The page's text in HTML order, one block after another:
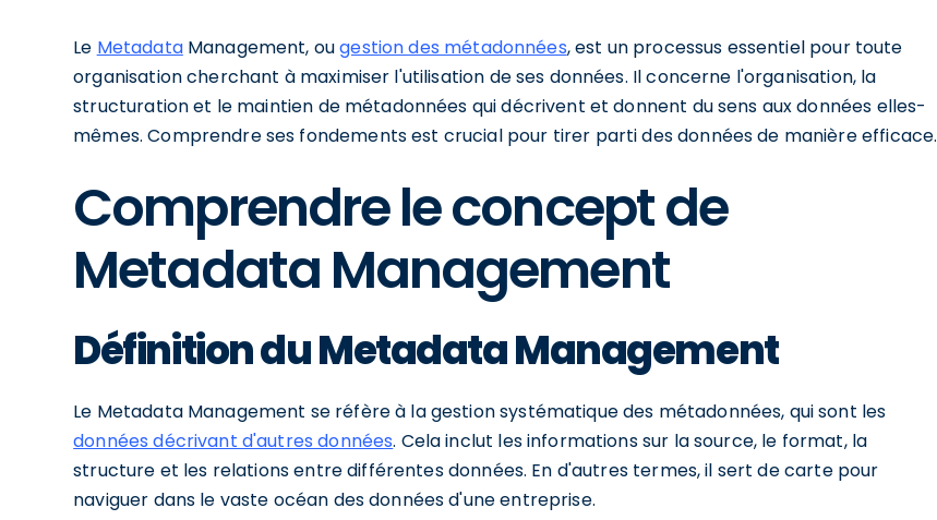
Le MetadataManagement, ougestion des métadonnées, est un processus essentiel pour toute
organisation cherchant à maximiser l'utilisation de ses données. Il concerne l'organisation, la
structuration et le maintien de métadonnées qui décrivent et donnent du sens aux données elles-
mêmes. Comprendre ses fondements est crucial pour tirer parti des données de manière efficace.
Comprendre le concept de
Metadata Management
Définition du Metadata Management
Le Metadata Management se réfère à la gestion systématique des métadonnées, qui sont les
données décrivant d'autres données. Cela inclut les informations sur la source, le format, la
structure et les relations entre différentes données. En d'autres termes, il sert de carte pour
naviguer dans le vaste océan des données d'une entreprise.